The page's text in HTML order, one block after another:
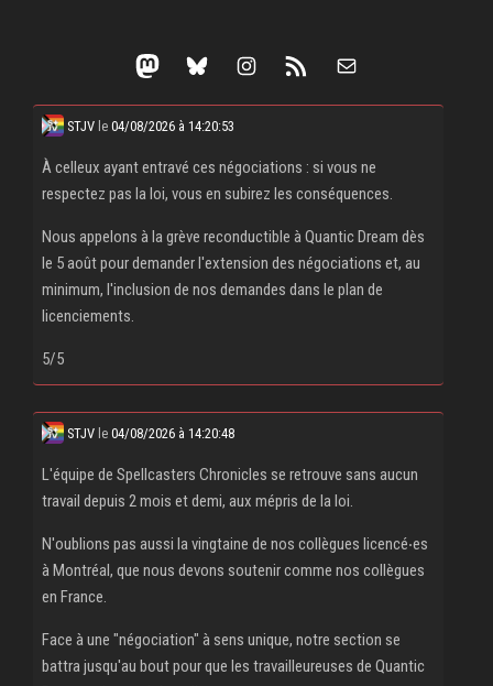
Mastodon Bluesky Instagram Flux RSS E-mail
STJV le 04/08/2026 à 14:20:53
À celleux ayant entravé ces négociations : si vous ne
respectez pas la loi, vous en subirez les conséquences.
Nous appelons à la grève reconductible à Quantic Dream dès
le 5 août pour demander l'extension des négociations et, au
minimum, l'inclusion de nos demandes dans le plan de
licenciements.
5/5
STJV le 04/08/2026 à 14:20:48
L'équipe de Spellcasters Chronicles se retrouve sans aucun
travail depuis 2 mois et demi, aux mépris de la loi.
N'oublions pas aussi la vingtaine de nos collègues licencé‧es
à Montréal, que nous devons soutenir comme nos collègues
en France.
Face à une "négociation" à sens unique, notre section se
battra jusqu'au bout pour que les travailleureuses de Quantic